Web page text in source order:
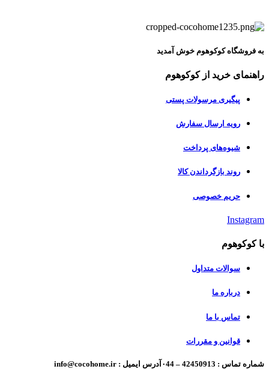
به فروشگاه کوکوهوم خوش آمدید
راهنمای خرید از کوکوهوم
پیگیری مرسولات پستی
رویه ارسال سفارش
شیوه‌های پرداخت
روند بازگرداندن کالا
حریم خصوصی
Instagram
با کوکوهوم
سوالات متداول
درباره ما
تماس با ما
قوانین و مقررات
شماره تماس : 42450913 – ۰44آدرس ایمیل : info@cocohome.ir